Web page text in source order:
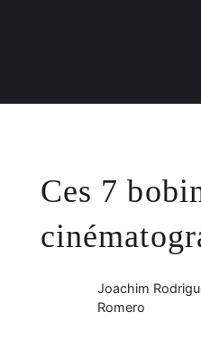
Ces 7
Joachim
Romero